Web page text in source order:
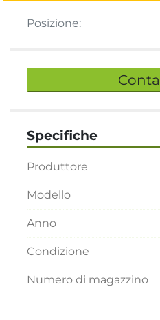
Posizione:
Specifiche
Produttore
Modello
Anno
Condizione
Numero di magazzino